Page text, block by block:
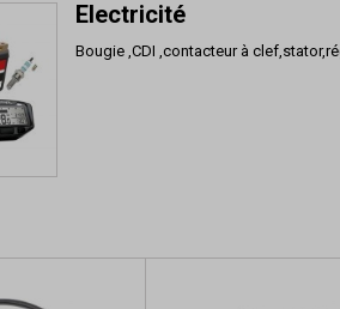
Electricité
Bougie ,CDI ,contacteur à